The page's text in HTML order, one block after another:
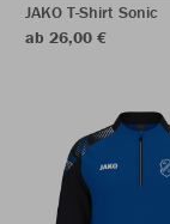
JAKO T-Shirt Sonic
ab 26,00 €